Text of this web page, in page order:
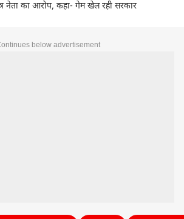
नेता का आरोप, कहा- गेम खेल रही सरकार
below advertisement